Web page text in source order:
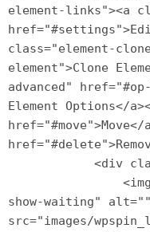
element-links"><a
class="element-
element">Clone
advanced"
Element Options</
show-waiting" alt=""
src="images/